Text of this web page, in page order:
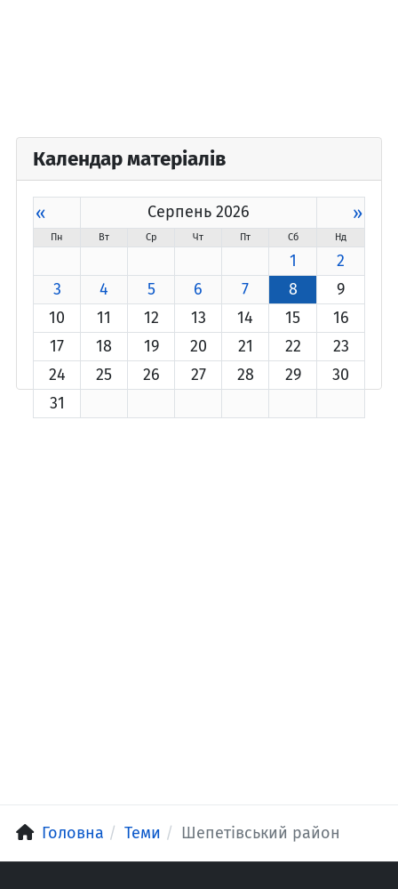
Календар матеріалів
« Серпень 2026 »
Пн Вт Ср Чт Пт Сб Нд
1
2
3
4 5 6 7 8
9
10
11 12 13 14 15
16
17
18 19 20 21 22
23
24
25 26 27 28 29
30
31
Головна Теми Шепетівський район